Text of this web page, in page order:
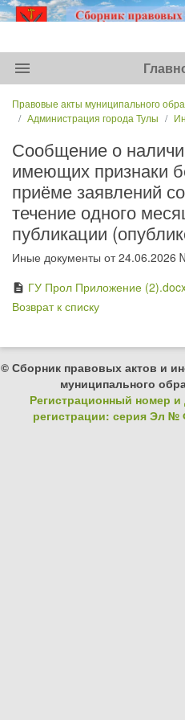
menu
Правовые акты муниципального
Администрация города Тулы
Сообщение о
имеющих признаки
приёме заявлений
течение одного
публикации
Иные документы от
description ГУ Прол Приложение
Возврат к списку
© Сборник правовых актов и
муниципального
Регистрационный номер
регистрации: серия Эл №